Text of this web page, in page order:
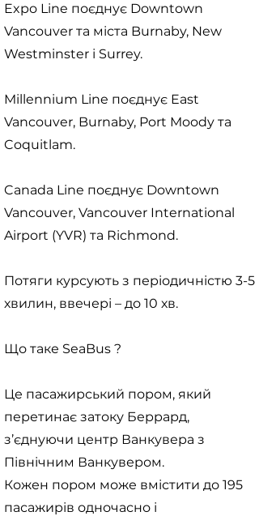
Expo Line поєднує Downtown
Vancouver та міста Burnaby, New
Westminster і Surrey.
Millennium Line поєднує East
Vancouver, Burnaby, Port Moody та
Coquitlam.
Canada Line поєднує Downtown
Vancouver, Vancouver International
Airport (YVR) та Richmond.
Потяги курсують з періодичністю 3-5
хвилин, ввечері – до 10 хв.
Що таке SeaBus ?
Це пасажирський пором, який
перетинає затоку Беррард,
з’єднуючи центр Ванкувера з
Північним Ванкувером.
Кожен пором може вмістити до 195
пасажирів одночасно і